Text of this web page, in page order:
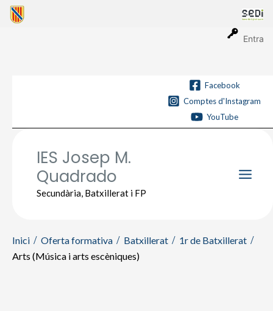
Entra
Vés
Facebook
Comptes d'Instagram
YouTube
IES Josep M.
Quadrado
Secundària, Batxillerat i FP
Inici Oferta formativa Batxillerat
1r de Batxillerat
Arts (Música i arts escèniques)